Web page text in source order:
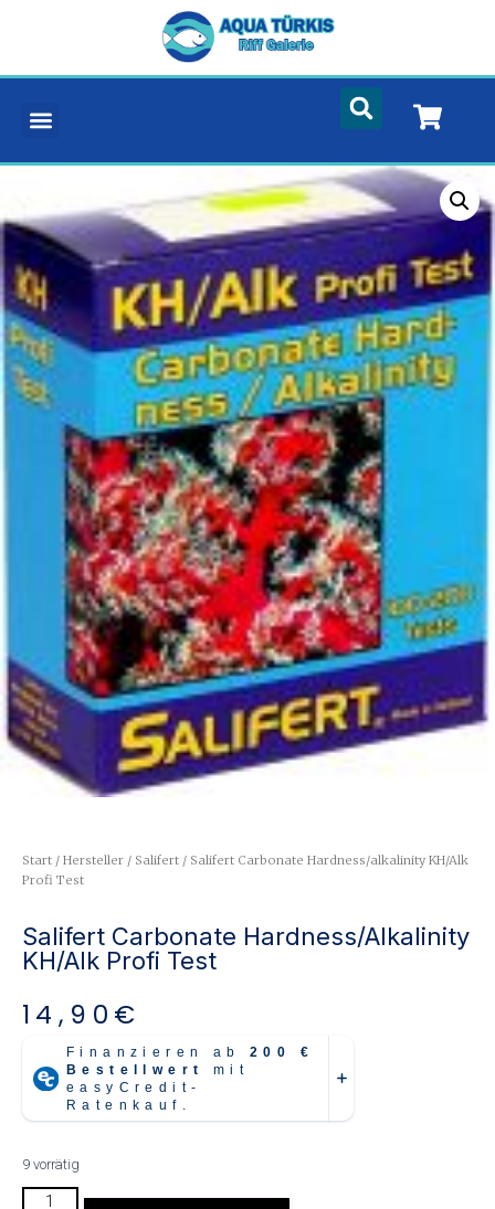
Start / Hersteller / Salifert / Salifert Carbonate Hardness/alkalinity KH/Alk
Profi Test
Salifert Carbonate Hardness/alkalinity
KH/Alk Profi Test
14,90 €
9 vorrätig